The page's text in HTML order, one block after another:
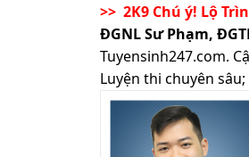
>> 2K9 Chú ý! Lộ
ĐGNL Sư Phạm,
Tuyensinh247.com.
Luyện thi chuyên